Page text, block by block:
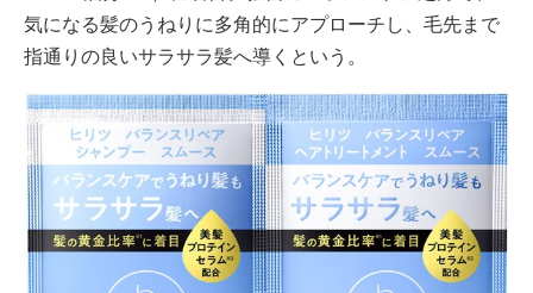
気になる髪のうねりに多角的にアプローチし、毛先まで
指通りの良いサラサラ髪へ導くという。